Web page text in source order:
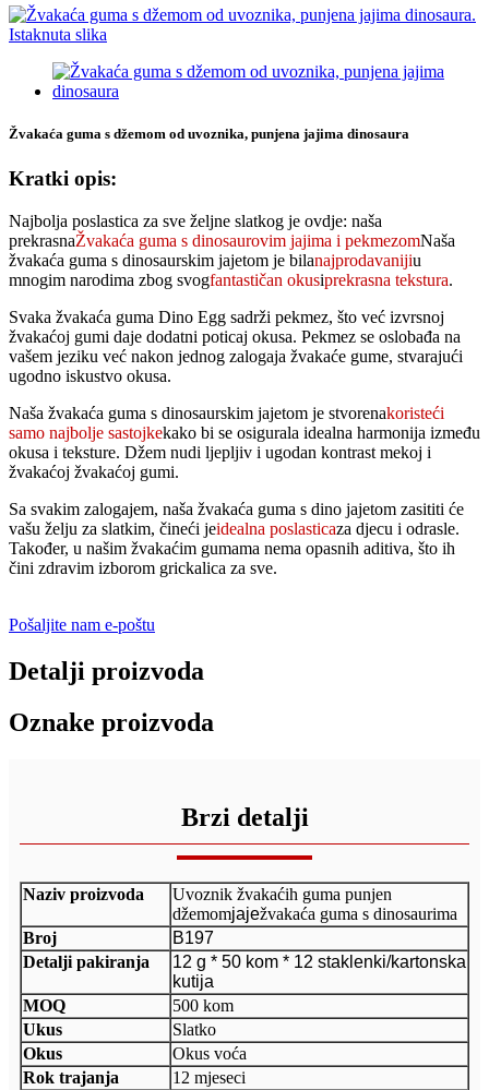
Žvakaća guma s džemom od uvoznika, punjena jajima dinosaura
Kratki opis:
Najbolja poslastica za sve željne slatkog je ovdje: naša
prekrasnaŽvakaća guma s dinosaurovim jajima i pekmezomNaša
žvakaća guma s dinosaurskim jajetom je bilanajprodavanijiu
mnogim narodima zbog svogfantastičan okusiprekrasna tekstura.
Svaka žvakaća guma Dino Egg sadrži pekmez, što već izvrsnoj
žvakaćoj gumi daje dodatni poticaj okusa. Pekmez se oslobađa na
vašem jeziku već nakon jednog zalogaja žvakaće gume, stvarajući
ugodno iskustvo okusa.
Naša žvakaća guma s dinosaurskim jajetom je stvorenakoristeći
samo najbolje sastojkekako bi se osigurala idealna harmonija između
okusa i teksture. Džem nudi ljepljiv i ugodan kontrast mekoj i
žvakaćoj žvakaćoj gumi.
Sa svakim zalogajem, naša žvakaća guma s dino jajetom zasititi će
vašu želju za slatkim, čineći jeidealna poslasticaza djecu i odrasle.
Također, u našim žvakaćim gumama nema opasnih aditiva, što ih
čini zdravim izborom grickalica za sve.
Pošaljite nam e-poštu
Detalji proizvoda
Oznake proizvoda
Brzi detalji
Naziv proizvoda
Uvoznik žvakaćih guma punjen
džemomjaježvakaća guma s dinosaurima
Broj
B197
Detalji pakiranja
12 g * 50 kom * 12 staklenki/kartonska
kutija
MOQ
500 kom
Ukus
Slatko
Okus
Okus voća
Rok trajanja
12 mjeseci